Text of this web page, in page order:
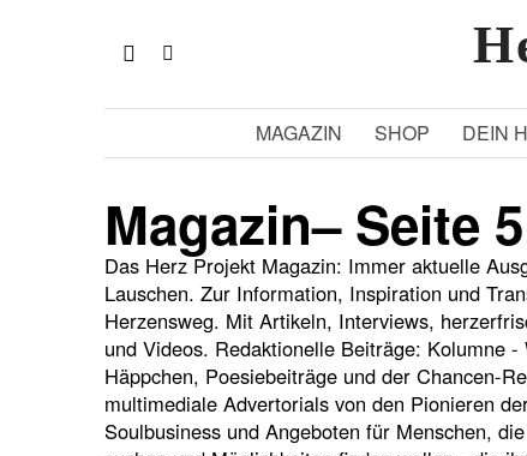
MAGAZIN SHOP DEIN
Magazin– Seite 5
Das Herz Projekt Magazin: Immer aktuelle
Lauschen. Zur Information, Inspiration und
Herzensweg. Mit Artikeln, Interviews,
und Videos. Redaktionelle Beiträge: Kolumne
Häppchen, Poesiebeiträge und der Chancen-
multimediale Advertorials von den Pionieren
Soulbusiness und Angeboten für Menschen,